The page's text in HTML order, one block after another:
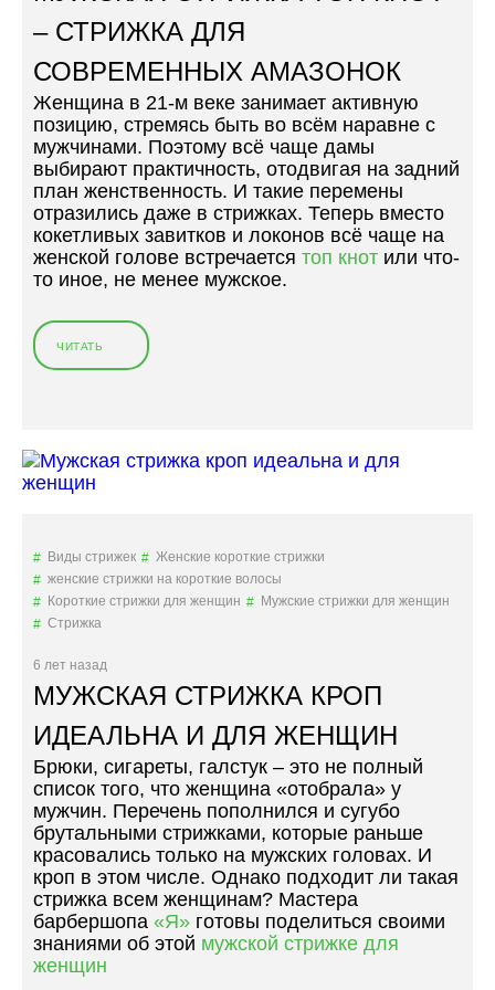
Р
Ш
О
П
Е
»
– СТРИЖКА ДЛЯ
СОВРЕМЕННЫХ АМАЗОНОК
Женщина в 21-м веке занимает активную
позицию, стремясь быть во всём наравне с
мужчинами. Поэтому всё чаще дамы
выбирают практичность, отодвигая на задний
план женственность. И такие перемены
отразились даже в стрижках. Теперь вместо
кокетливых завитков и локонов всё чаще на
женской голове встречается топ кнот или что-
то иное, не менее мужское.
ЧИТАТЬ
М
К
О
К
Н
О
–
С
Т
Р
И
Ж
К
Виды стрижек
Женские короткие стрижки
женские стрижки на короткие волосы
Короткие стрижки для женщин
Мужские стрижки для женщин
Стрижка
6 лет назад
МУЖСКАЯ СТРИЖКА КРОП
ИДЕАЛЬНА И ДЛЯ ЖЕНЩИН
Брюки, сигареты, галстук – это не полный
список того, что женщина «отобрала» у
мужчин. Перечень пополнился и сугубо
брутальными стрижками, которые раньше
красовались только на мужских головах. И
кроп в этом числе. Однако подходит ли такая
стрижка всем женщинам? Мастера
барбершопа «Я» готовы поделиться своими
знаниями об этой мужской стрижке для
женщин